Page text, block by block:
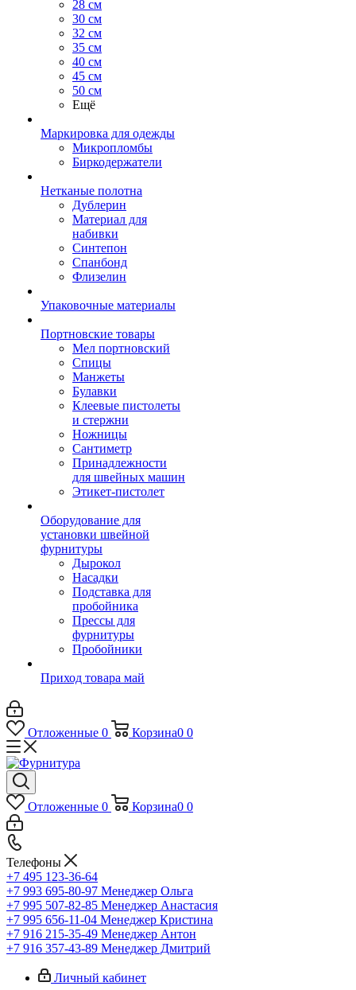
28 см
30 см
32 см
35 см
40 см
45 см
50 см
Ещё
Маркировка для одежды
Микропломбы
Биркодержатели
Нетканые полотна
Дублерин
Материал для
набивки
Синтепон
Спанбонд
Флизелин
Упаковочные материалы
Портновские товары
Мел портновский
Спицы
Манжеты
Булавки
Клеевые пистолеты
и стержни
Ножницы
Сантиметр
Принадлежности
для швейных машин
Этикет-пистолет
Оборудование для
установки швейной
фурнитуры
Дырокол
Насадки
Подставка для
пробойника
Прессы для
фурнитуры
Пробойники
Приход товара май
Отложенные 0 Корзина0 0
Отложенные 0 Корзина0 0
Телефоны
+7 495 123-36-64
+7 993 695-80-97 Менеджер Ольга
+7 995 507-82-85 Менеджер Анастасия
+7 995 656-11-04 Менеджер Кристина
+7 916 215-35-49 Менеджер Антон
+7 916 357-43-89 Менеджер Дмитрий
Личный кабинет